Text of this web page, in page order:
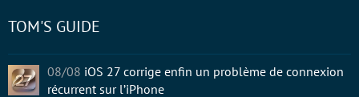
TOM'S GUIDE
08/08 iOS 27 corrige enfin un problème de connexion
récurrent sur l’iPhone